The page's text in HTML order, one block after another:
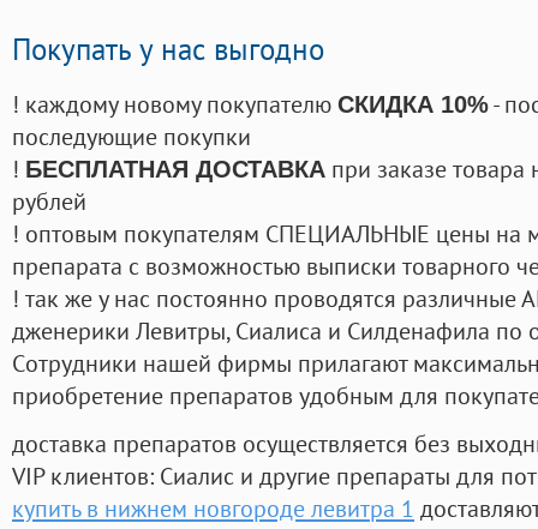
Покупать у нас выгодно
! каждому новому покупателю СКИДКА 10%-
последующие покупки
! БЕСПЛАТНАЯ ДОСТАВКА при заказе
рублей
! оптовым покупателям СПЕЦИАЛЬНЫЕ цены на
препарата с возможностью выписки товарного
! так же у нас постоянно проводятся
дженерики Левитры, Сиалиса и Силденафила по
Cотрудники нашей фирмы прилагают
приобретение препаратов удобным для
доставка препаратов осуществляется без
VIP клиентов: Сиалис и другие препараты для
купить в нижнем новгороде левитра 1